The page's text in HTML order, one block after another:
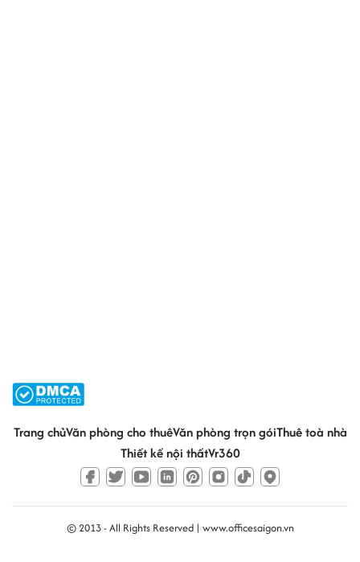
Trang chủVăn phòng cho thuêVăn phòng trọn góiThuê toà nhà
Thiết kế nội thấtVr360
© 2013 - All Rights Reserved | www.officesaigon.vn